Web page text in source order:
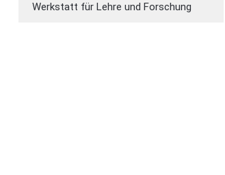
Werkstatt für Lehre und Forschung